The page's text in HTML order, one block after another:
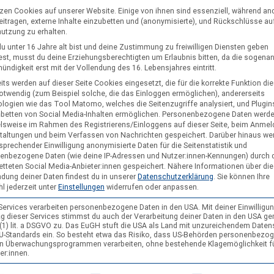
2024
17. Juni 2024
Pfadis, es ist die letzte Woche vor den Ferien und damit ist es auch
den Sommerversand! Die Briefe schaffen es leider erst Ende der
wann ist der letzte Schultag denn auch ein Freitag im Juni? Damit
diese Woche noch Werbung machen könnt findet ihr alle
unter diesem Link: Link zum Sommerversand 2024 Wir wünschen
2023
Cookies auf unserer Website. Einige von ihnen sind essenziell, während
externe Inhalte einzubetten und (anonymisierte), und Rückschlüsse
zu erhalten.
unter 16 Jahre alt bist und deine Zustimmung zu freiwilligen Diensten geben
musst du deine Erziehungsberechtigten um Erlaubnis bitten, da die
erst mit der Vollendung des 16. Lebensjahres eintritt.
werden auf dieser Seite Cookies eingesetzt, die für die korrekte Funktion
(zum Beispiel solche, die das Einloggen ermöglichen), andererseits
wie das Tool Matomo, welches die Seitenzugriffe analysiert, und
von Social Media-Inhalten ermöglichen. Personenbezogene Daten
im Rahmen des Registrierens/Einloggens auf dieser Seite, beim
und beim Verfassen von Nachrichten gespeichert. Darüber hinaus
Einwilligung anonymisierte Daten für die Seitenstatistik und
Daten (wie deine IP-Adressen und Nutzer:innen-Kennungen) durch
Social Media-Anbieter:innen gespeichert. Nähere Informationen über die
deiner Daten findest du in unserer Datenschutzerklärung Sie können Ihre
jederzeit unter Einstellungen widerrufen oder anpassen.
verarbeiten personenbezogene Daten in den USA. Mit deiner
dieser Services stimmst du auch der Verarbeitung deiner Daten in den USA
lit. a DSGVO zu. Das EuGH stuft die USA als Land mit unzureichendem
Standards ein. So besteht etwa das Risiko, dass US-Behörden
Überwachungsprogrammen verarbeiten, ohne bestehende Klagemöglichkeit